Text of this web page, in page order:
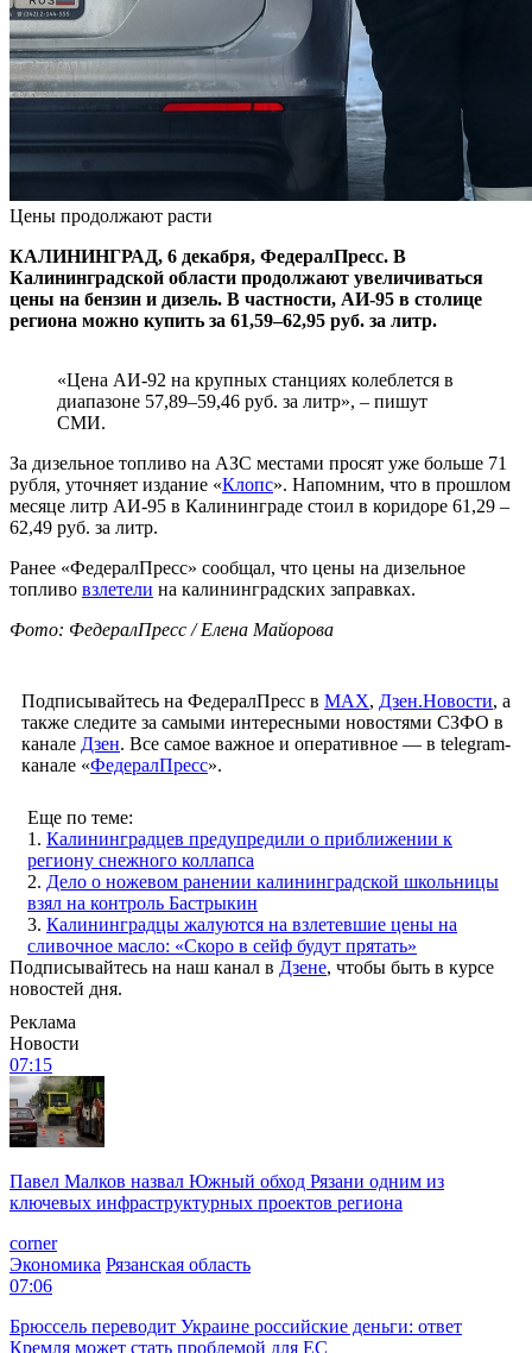
Цены продолжают расти
КАЛИНИНГРАД, 6 декабря, ФедералПресс. В
Калининградской области продолжают увеличиваться
цены на бензин и дизель. В частности, АИ-95 в столице
региона можно купить за 61,59–62,95 руб. за литр.
«Цена АИ-92 на крупных станциях колеблется в
диапазоне 57,89–59,46 руб. за литр», – пишут
СМИ.
За дизельное топливо на АЗС местами просят уже больше 71
рубля, уточняет издание «Клопс». Напомним, что в прошлом
месяце литр АИ-95 в Калининграде стоил в коридоре 61,29 –
62,49 руб. за литр.
Ранее «ФедералПресс» сообщал, что цены на дизельное
топливо взлетели на калининградских заправках.
Фото: ФедералПресс / Елена Майорова
Подписывайтесь на ФедералПресс в МАХ, Дзен.Новости, а
также следите за самыми интересными новостями СЗФО в
канале Дзен. Все самое важное и оперативное — в telegram-
канале «ФедералПресс».
Еще по теме:
1. Калининградцев предупредили о приближении к
региону снежного коллапса
2. Дело о ножевом ранении калининградской школьницы
взял на контроль Бастрыкин
3. Калининградцы жалуются на взлетевшие цены на
сливочное масло: «Скоро в сейф будут прятать»
Подписывайтесь на наш канал в Дзене, чтобы быть в курсе
новостей дня.
Реклама
Новости
07:15
Павел Малков назвал Южный обход Рязани одним из
ключевых инфраструктурных проектов региона
corner
Экономика Рязанская область
07:06
Брюссель переводит Украине российские деньги: ответ
Кремля может стать проблемой для EC